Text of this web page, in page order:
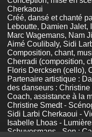
Cherkaoui
Créé, dansé et chanté
Leboutte, Damien Jalet,
Marc Wagemans, Nam
Aimé Coulibaly, Sidi
Composition, chant,
Cherradi (composition,
Floris Dercksen (cello),
Partenaire artistique :
des danseurs :
Coach, assistance à la
Christine Smedt -
Sidi Larbi Cherkaoui -
Isabelle Lhoas -
Schuyesmans - Son :